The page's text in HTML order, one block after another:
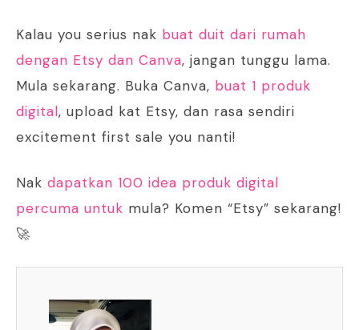
Kalau you serius nak buat duit dari rumah
dengan Etsy dan Canva, jangan tunggu lama.
Mula sekarang. Buka Canva, buat 1 produk
digital, upload kat Etsy, dan rasa sendiri
excitement first sale you nanti!
Nak dapatkan 100 idea produk digital
percuma untuk mula? Komen “Etsy” sekarang!
🚀